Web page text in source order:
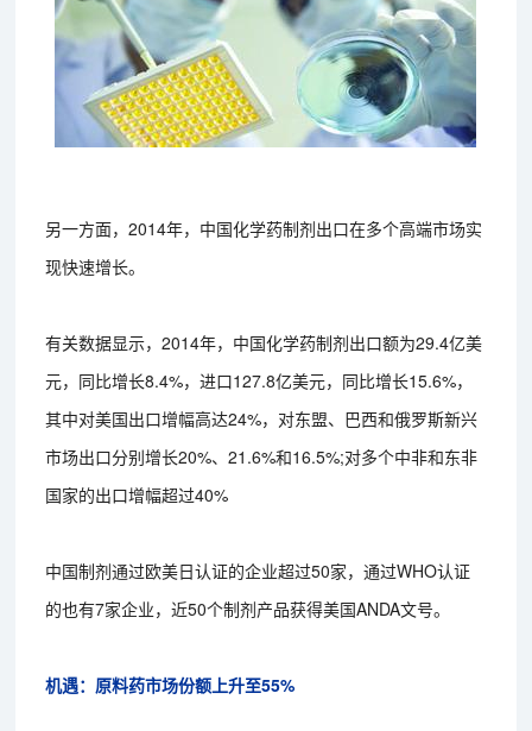
另一方面，2014年，中国化学药制剂出口在多个高端市场实
现快速增长。
有关数据显示，2014年，中国化学药制剂出口额为29.4亿美
元，同比增长8.4%，进口127.8亿美元，同比增长15.6%，
其中对美国出口增幅高达24%，对东盟、巴西和俄罗斯新兴
市场出口分别增长20%、21.6%和16.5%;对多个中非和东非
国家的出口增幅超过40%
中国制剂通过欧美日认证的企业超过50家，通过WHO认证
的也有7家企业，近50个制剂产品获得美国ANDA文号。
机遇：原料药市场份额上升至55%